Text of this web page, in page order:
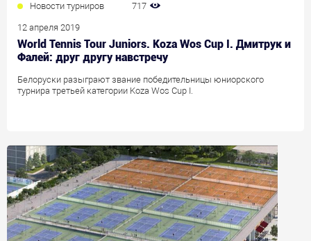
Новости турниров 717
12 апреля 2019
World Tennis Tour Juniors. Koza Wos Cup I. Дмитрук и
Фалей: друг другу навстречу
Белоруски разыграют звание победительницы юниорского
турнира третьей категории Koza Wos Cup I.